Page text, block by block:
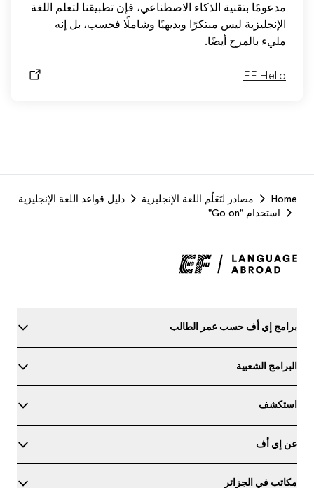
مدعومًا بتقنية الذكاء الاصطناعي، فإن تطبيقنا لتعلم اللغة
الإنجليزية ليس مبتكرًا وبديهيًا وشاملًا فحسب، بل إنه
مليء بالمرح أيضًا.
EF Hello
Home مصادر لتَعَلُم اللغة الإنجليزية
دليل قواعد اللغة الإنجليزية
استخدام "Go on"
برامج إي أف حسب عمر الطالب
البرامج الشعبية
استكشف
عن إي أف
مكاتب في الجزائر